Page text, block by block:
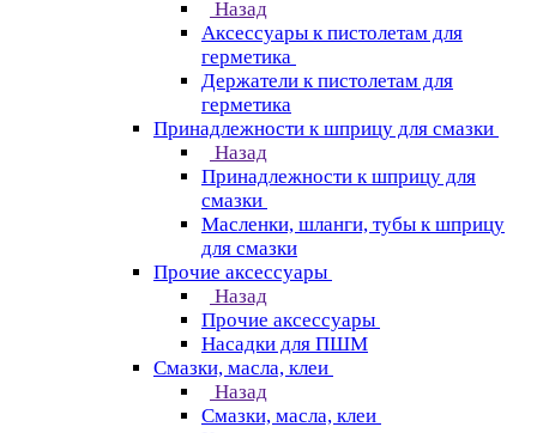
Назад
Аксессуары к пистолетам для
герметика
Держатели к пистолетам для
герметика
Принадлежности к шприцу для смазки
Назад
Принадлежности к шприцу для
смазки
Масленки, шланги, тубы к шприцу
для смазки
Прочие аксессуары
Назад
Прочие аксессуары
Насадки для ПШМ
Смазки, масла, клеи
Назад
Смазки, масла, клеи